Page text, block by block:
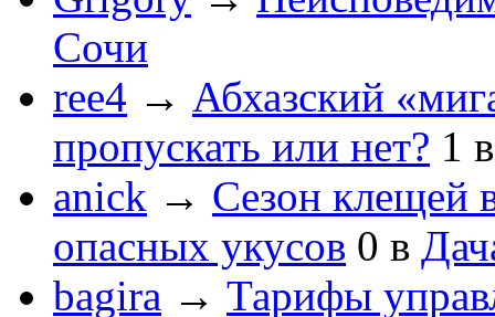
Сочи
ree4 → Абхазский
пропускать или нет? 1
anick → Сезон клещей
опасных укусов 0 в
bagira → Тарифы